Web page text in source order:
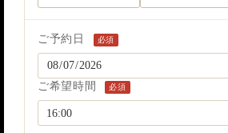
ご予約日 必須
ご希望時間 必須